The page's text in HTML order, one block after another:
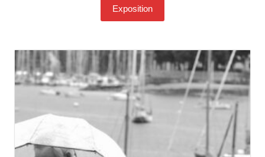
Exposition